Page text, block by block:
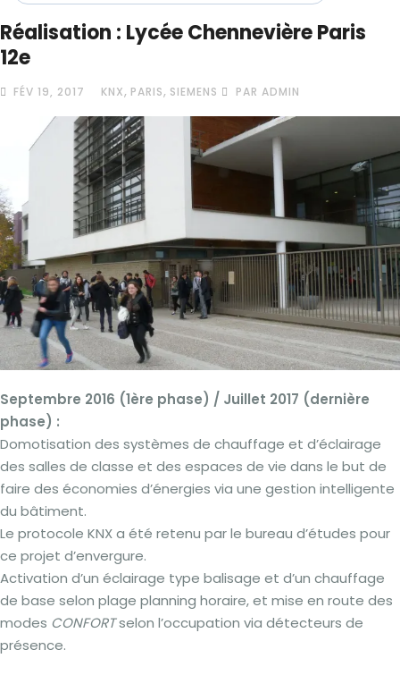
Réalisation : Lycée Chennevière Paris
12e
FÉV 19, 2017 KNX, PARIS, SIEMENS PAR ADMIN
Septembre 2016 (1ère phase) / Juillet 2017 (dernière
phase) :
Domotisation des systèmes de chauffage et d’éclairage
des salles de classe et des espaces de vie dans le but de
faire des économies d’énergies via une gestion intelligente
du bâtiment.
Le protocole KNX a été retenu par le bureau d’études pour
ce projet d’envergure.
Activation d’un éclairage type balisage et d’un chauffage
de base selon plage planning horaire, et mise en route des
modes CONFORTselon l’occupation via détecteurs de
présence.